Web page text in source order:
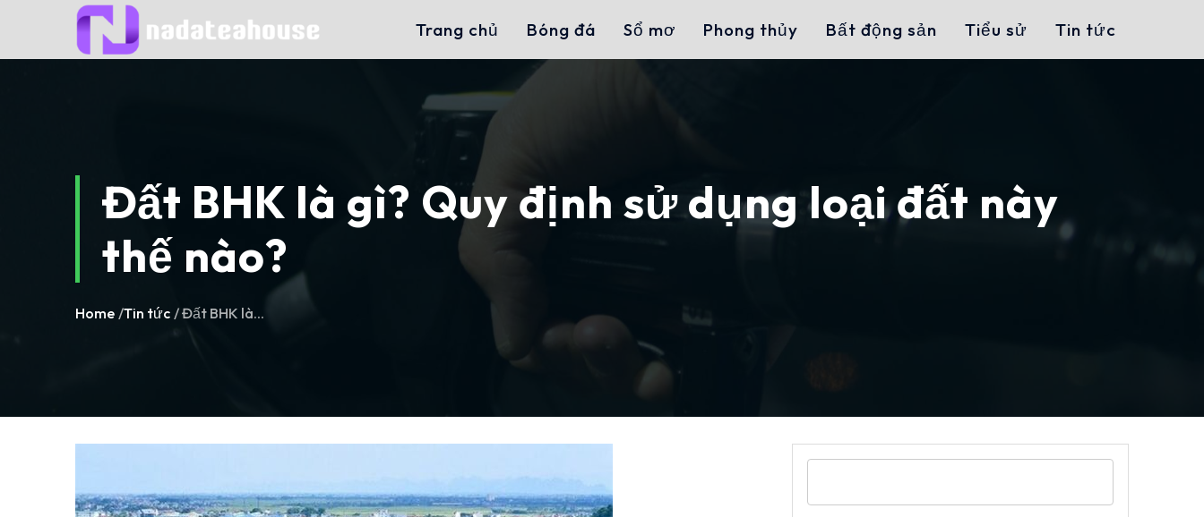
Trang chủ Bóng đá Sổ mơ Phong thủy Bất động sản Tiểu sử Tin tức
Đất BHK là gì? Quy định sử dụng loại đất này
thế nào?
Home /Tin tức / Đất BHK là...
Search